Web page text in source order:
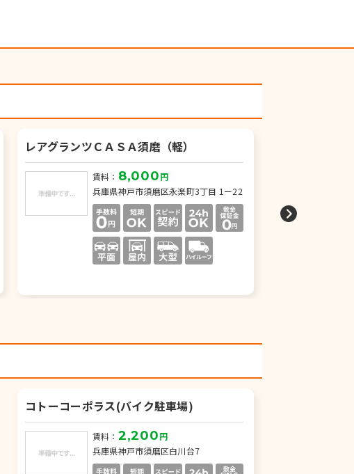
レアグランツＣＡＳＡ須磨（軽）
賃料： 8,000円
兵庫県神戸市須磨区永楽町3丁目 1ー22
コトーコーポラス(バイク駐車場)
賃料： 2,200円
兵庫県神戸市須磨区白川台7